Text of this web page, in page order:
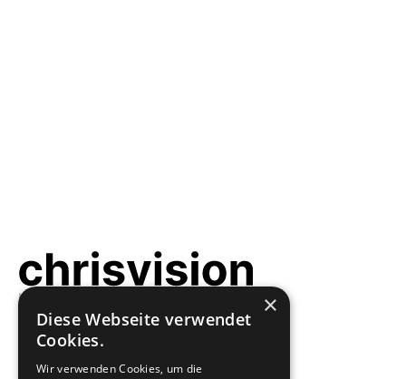
About
Podcast
×
Diese Webseite verwendet
Cookies.
Wir verwenden Cookies, um die